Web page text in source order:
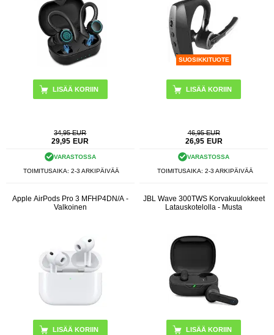
34,95 EUR
29,95 EUR
VARASTOSSA
TOIMITUSAIKA: 2-3 ARKIPÄIVÄÄ
SUOSIKKITUOTE
46,95 EUR
26,95 EUR
VARASTOSSA
TOIMITUSAIKA: 2-3 ARKIPÄIVÄÄ
Apple AirPods Pro 3 MFHP4DN/A -
Valkoinen
JBL Wave 300TWS Korvakuulokkeet
Latauskotelolla - Musta